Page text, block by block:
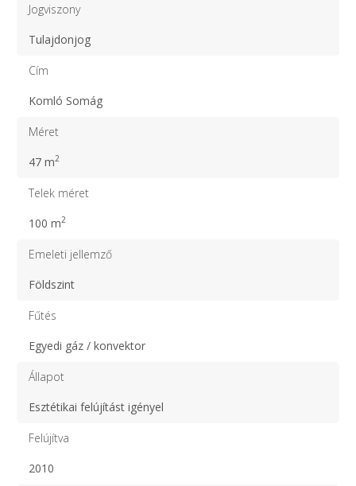
Jogviszony
Tulajdonjog
Cím
Komló Somág
Méret
47 m2
Telek méret
100 m2
Emeleti jellemző
Földszint
Fűtés
Egyedi gáz / konvektor
Állapot
Esztétikai felújítást igényel
Felújítva
2010